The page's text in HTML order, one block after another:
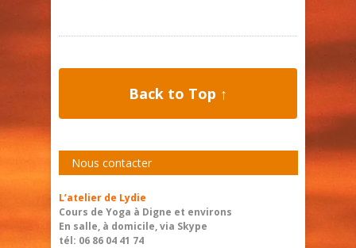
Back to Top ↑
Nous contacter
L’atelier de Lydie
Cours de Yoga à Digne et environs
En salle, à domicile, via Skype
tél: 06 86 04 41 74